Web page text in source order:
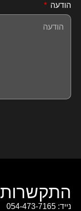
הודעה
התקשרות
נייד: 054-473-7165